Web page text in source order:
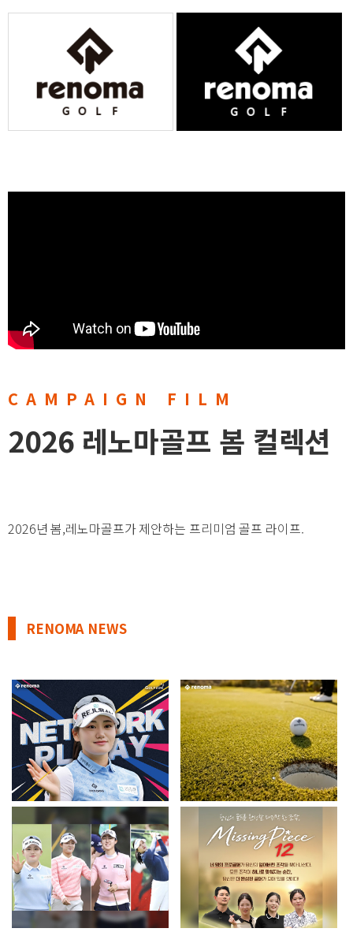
CAMPAIGN FILM
2026 레노마골프 봄 컬렉션
2026년 봄,레노마골프가 제안하는 프리미엄 골프 라이프.
RENOMA NEWS